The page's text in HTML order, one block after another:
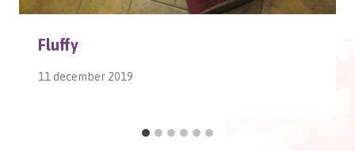
Fluffy
11 december 2019